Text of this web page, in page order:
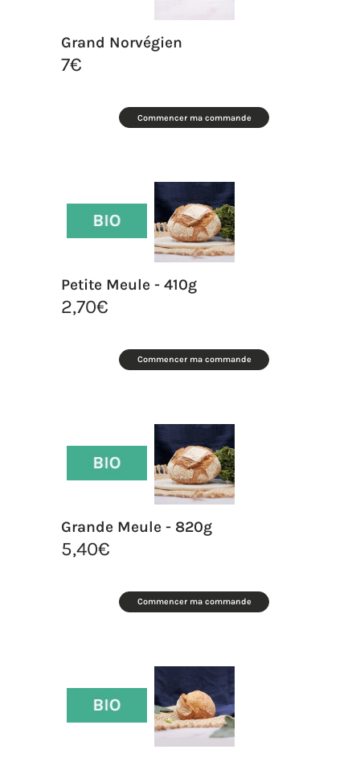
Grand Norvégien
7€
Commencer ma commande
Petite Meule - 410g
2,70€
Commencer ma commande
Grande Meule - 820g
5,40€
Commencer ma commande